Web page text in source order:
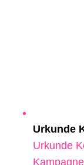
Urkunde
Urkunde